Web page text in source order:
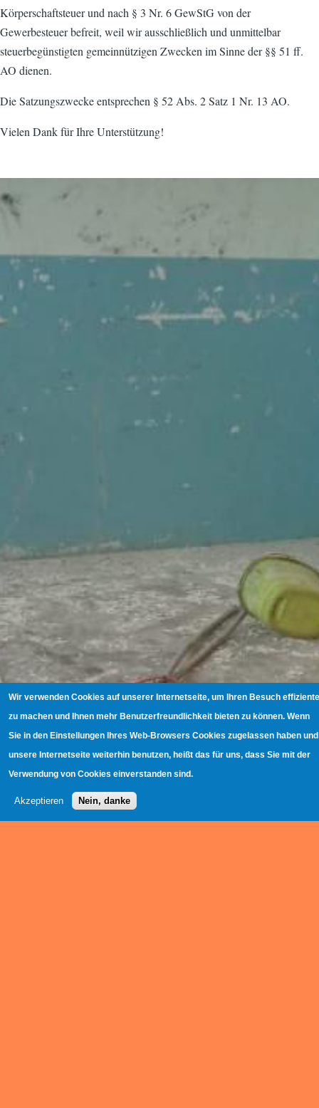
Körperschaftsteuer und nach § 3 Nr. 6 GewStG von der
Gewerbesteuer befreit, weil wir ausschließlich und unmittelbar
steuerbegünstigten gemeinnützigen Zwecken im Sinne der §§ 51 ff.
AO dienen.
Die Satzungszwecke entsprechen § 52 Abs. 2 Satz 1 Nr. 13 AO.
Vielen Dank für Ihre Unterstützung!
Wir verwenden Cookies auf unserer Internetseite, um Ihren Besuch
zu machen und Ihnen mehr Benutzerfreundlichkeit bieten zu können. Wenn
Sie in den Einstellungen Ihres Web-Browsers Cookies zugelassen haben und
unsere Internetseite weiterhin benutzen, heißt das für uns, dass Sie mit der
Verwendung von Cookies einverstanden sind.
Akzeptieren Nein, danke